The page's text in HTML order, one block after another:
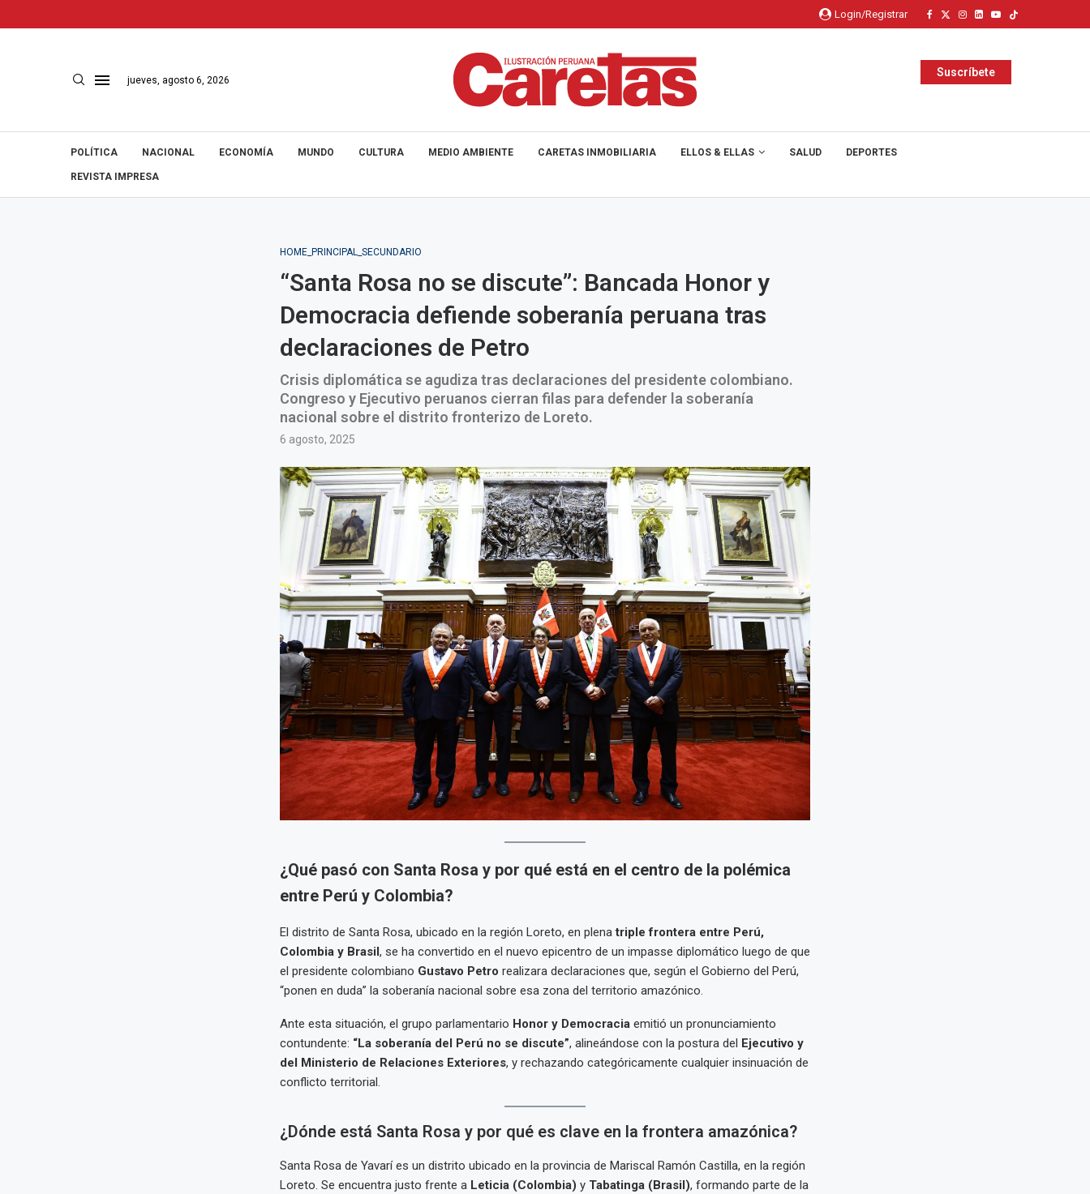
Login/Registrar
jueves, agosto 6, 2026
Suscríbete
POLÍTICA NACIONAL ECONOMÍA MUNDO CULTURA MEDIO AMBIENTE CARETAS INMOBILIARIA ELLOS & ELLAS SALUD DEPORTES
REVISTA IMPRESA
HOME_PRINCIPAL_SECUNDARIO
“Santa Rosa no se discute”: Bancada Honor y
Democracia defiende soberanía peruana tras
declaraciones de Petro
Crisis diplomática se agudiza tras declaraciones del presidente colombiano.
Congreso y Ejecutivo peruanos cierran filas para defender la soberanía
nacional sobre el distrito fronterizo de Loreto.
6 agosto, 2025
¿Qué pasó con Santa Rosa y por qué está en el centro de la polémica
entre Perú y Colombia?
El distrito de Santa Rosa, ubicado en la región Loreto, en plenatriple frontera entre Perú,
Colombia y Brasil , se ha convertido en el nuevo epicentro de un impasse diplomático luego de que
el presidente colombiano Gustavo Petro realizara declaraciones que, según el Gobierno del Perú,
“ponen en duda” la soberanía nacional sobre esa zona del territorio amazónico.
Ante esta situación, el grupo parlamentario Honor y Democraciaemitió un pronunciamiento
contundente: “La soberanía del Perú no se discute”, alineándose con la postura del
Ejecutivo y
del Ministerio de Relaciones Exteriores, y rechazando categóricamente cualquier insinuación de
conflicto territorial.
¿Dónde está Santa Rosa y por qué es clave en la frontera amazónica?
Santa Rosa de Yavarí es un distrito ubicado en la provincia de Mariscal Ramón Castilla, en la región
Loreto. Se encuentra justo frente a Leticia (Colombia) y Tabatinga (Brasil), formando parte de la